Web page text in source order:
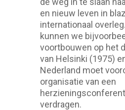
en nieuw leven in
internationaal
kunnen we
voortbouwen op het
van Helsinki (1975)
Nederland moet
organisatie van een
verdragen.